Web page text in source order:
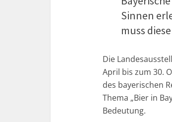
Sinnen
muss
Die
April bis zum 30.
des bayerischen
Thema „Bier in
Bedeutung.